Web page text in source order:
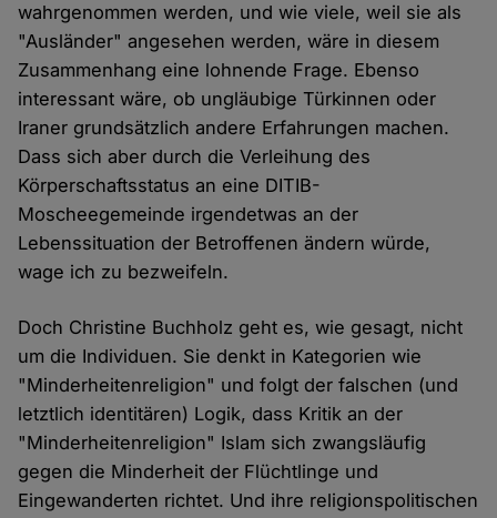
wahrgenommen werden, und wie viele, weil sie als
"Ausländer" angesehen werden, wäre in diesem
Zusammenhang eine lohnende Frage. Ebenso
interessant wäre, ob ungläubige Türkinnen oder
Iraner grundsätzlich andere Erfahrungen machen.
Dass sich aber durch die Verleihung des
Körperschaftsstatus an eine DITIB-
Moscheegemeinde irgendetwas an der
Lebenssituation der Betroffenen ändern würde,
wage ich zu bezweifeln.
Doch Christine Buchholz geht es, wie gesagt, nicht
um die Individuen. Sie denkt in Kategorien wie
"Minderheitenreligion" und folgt der falschen (und
letztlich identitären) Logik, dass Kritik an der
"Minderheitenreligion" Islam sich zwangsläufig
gegen die Minderheit der Flüchtlinge und
Eingewanderten richtet. Und ihre religionspolitischen